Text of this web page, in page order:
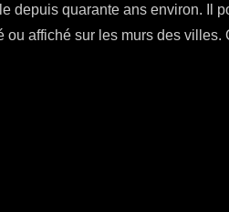
quarante ans environ. Il
affiché sur les murs des